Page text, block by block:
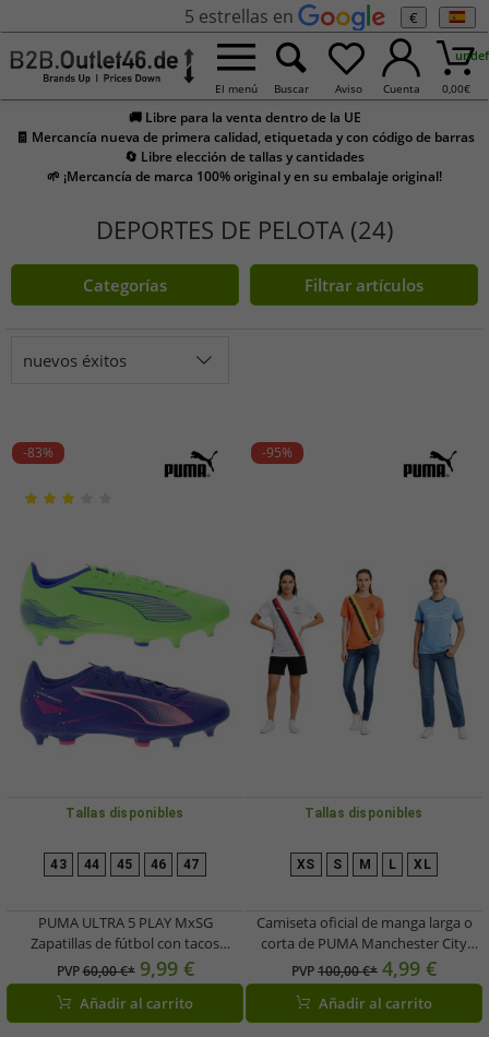
5 estrellas en €
El menú Buscar Aviso Cuenta 0,00€
🚚 Libre para la venta dentro de la UE
🧾 Mercancía nueva de primera calidad, etiquetada y con código de barras
🔄 Libre elección de tallas y cantidades
🌱 ¡Mercancía de marca 100% original y en su embalaje original!
DEPORTES DE PELOTA (24)
Categorías Filtrar artículos
nuevos éxitos
-83%
Tallas disponibles
43 44 45 46 47
PUMA ULTRA 5 PLAY MxSG
Zapatillas de fútbol con tacos
metálicos fijos Zapatillas de
entrenamiento Zapatillas deportivas
Zapatillas con cordones Accesorios
de fitness 107904 Verde neón/azul o
PVP60,00 €* 9,99 €
Añadir al carrito
-95%
Tallas disponibles
XS S M L XL
Camiseta oficial de manga larga o
corta de PUMA Manchester City
para mujer, fabricada en material
sostenible, disponible en blanco,
naranja, azul, rojo, gris o marrón.
PVP100,00 €* 4,99 €
Añadir al carrito